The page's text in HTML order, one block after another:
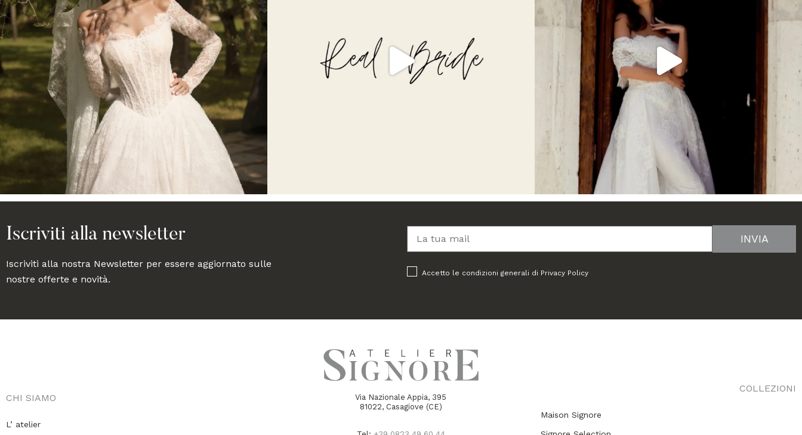
Iscriviti alla newsletter
Iscriviti alla nostra Newsletter per essere aggiornato sulle
nostre offerte e novità.
Accetto le condizioni generali di Privacy Policy
CHI SIAMO
L’ atelier
Via Nazionale Appia, 395
81022, Casagiove (CE)
COLLEZIONI
Maison Signore